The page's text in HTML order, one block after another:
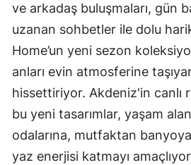
ve arkadaş buluşmaları, gün
uzanan sohbetler ile dolu
Home’un yeni sezon
anları evin atmosferine
hissettiriyor. Akdeniz'in canlı
bu yeni tasarımlar, yaşam
odalarına, mutfaktan
yaz enerjisi katmayı